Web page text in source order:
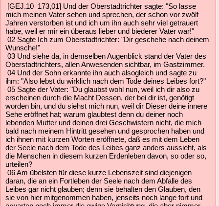
[GEJ.10_173,01] Und der Oberstadtrichter sagte: "So lasse
mich meinen Vater sehen und sprechen, der schon vor zwölf
Jahren verstorben ist und ich um ihn auch sehr viel getrauert
habe, weil er mir ein überaus lieber und biederer Vater war!"
02 Sagte Ich zum Oberstadtrichter: "Dir geschehe nach deinem
Wunsche!"
03 Und siehe da, in demselben Augenblick stand der Vater des
Oberstadtrichters, allen Anwesenden sichtbar, im Gastzimmer.
04 Und der Sohn erkannte ihn auch alsogleich und sagte zu
ihm: "Also lebst du wirklich nach dem Tode deines Leibes fort?"
05 Sagte der Vater: "Du glaubst wohl nun, weil ich dir also zu
erscheinen durch die Macht Dessen, der bei dir ist, genötigt
worden bin, und du siehst mich nun, weil dir Dieser deine innere
Sehe eröffnet hat; warum glaubtest denn du deiner noch
lebenden Mutter und deinen drei Geschwistern nicht, die mich
bald nach meinem Hintritt gesehen und gesprochen haben und
ich ihnen mit kurzen Worten eröffnete, daß es mit dem Leben
der Seele nach dem Tode des Leibes ganz anders aussieht, als
die Menschen in diesem kurzen Erdenleben davon, so oder so,
urteilen?
06 Am übelsten für diese kurze Lebenszeit sind diejenigen
daran, die an ein Fortleben der Seele nach dem Abfalle des
Leibes gar nicht glauben; denn sie behalten den Glauben, den
sie von hier mitgenommen haben, jenseits noch lange fort und